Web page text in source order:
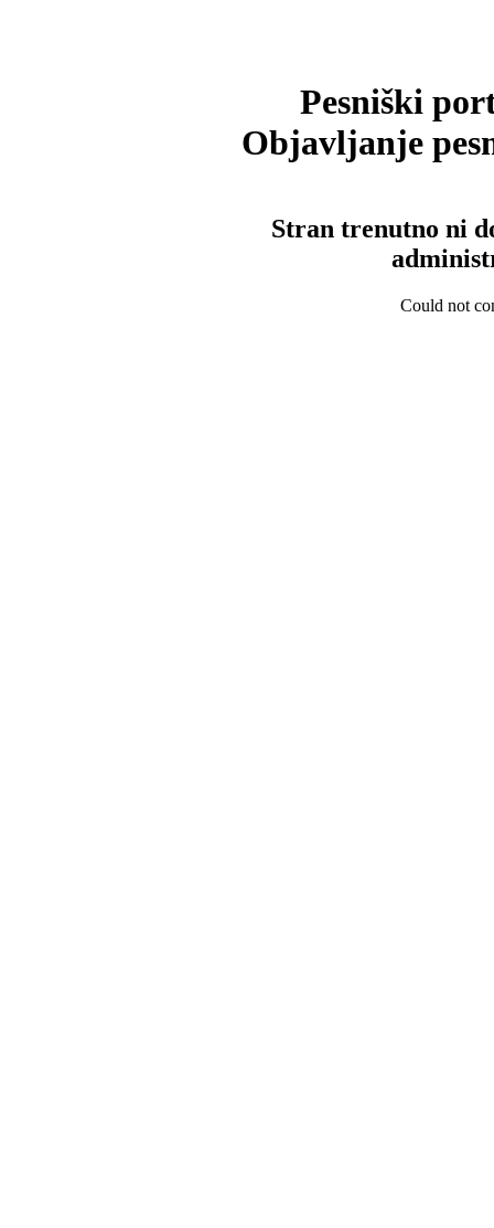
Pesniški
Objavljanje
Stran trenutno ni
Could not